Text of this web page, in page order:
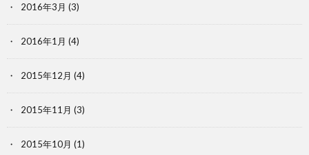
2016年3月 (3)
2016年1月 (4)
2015年12月 (4)
2015年11月 (3)
2015年10月 (1)